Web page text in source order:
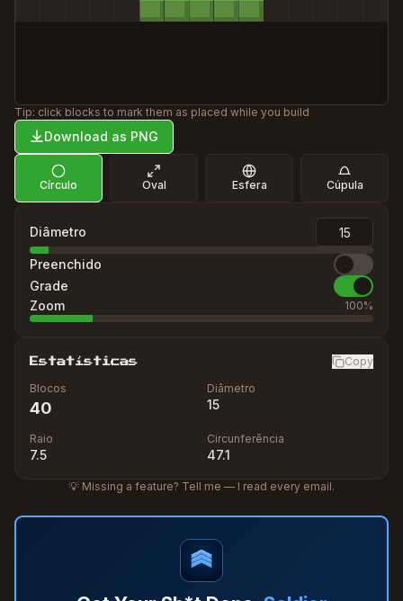
Tip: click blocks to mark them as placed while you build
Download as PNG
Círculo Oval Esfera Cúpula
Diâmetro
Preenchido
Grade
Zoom
100%
Estatísticas
Copy
Blocos
40
Diâmetro
15
Raio
7.5
Circunferência
47.1
💡 Missing a feature? Tell me — I read every email.